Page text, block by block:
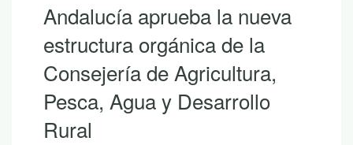
Andalucía aprueba la nueva
estructura orgánica de la
Consejería de Agricultura,
Pesca, Agua y Desarrollo
Rural